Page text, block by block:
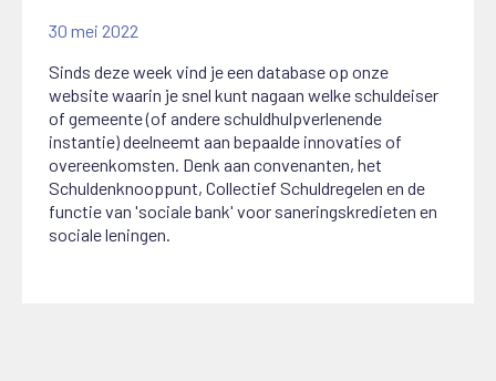
30 mei 2022
Sinds deze week vind je een database op onze
website waarin je snel kunt nagaan welke schuldeiser
of gemeente (of andere schuldhulpverlenende
instantie) deelneemt aan bepaalde innovaties of
overeenkomsten. Denk aan convenanten, het
Schuldenknooppunt, Collectief Schuldregelen en de
functie van 'sociale bank' voor saneringskredieten en
sociale leningen.